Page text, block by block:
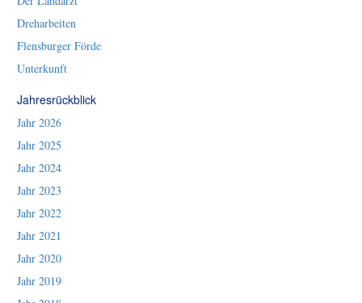
Dreharbeiten
Flensburger Förde
Unterkunft
Jahresrückblick
Jahr 2026
Jahr 2025
Jahr 2024
Jahr 2023
Jahr 2022
Jahr 2021
Jahr 2020
Jahr 2019